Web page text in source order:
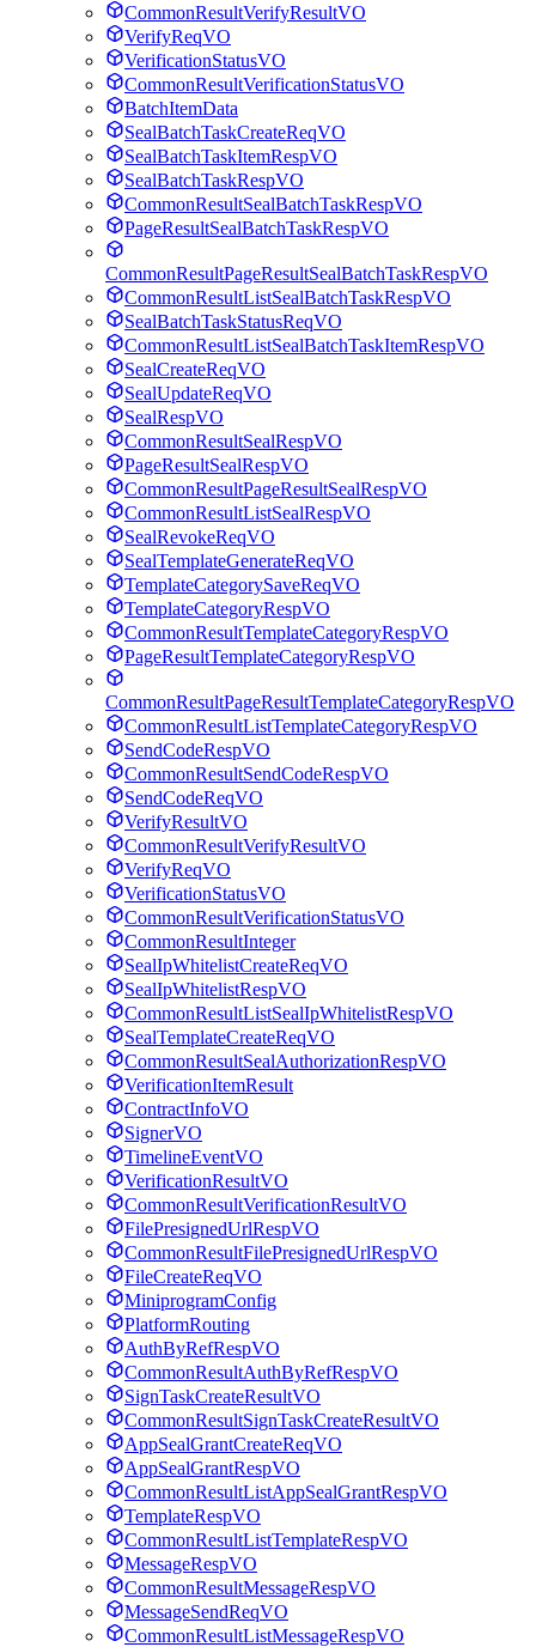
CommonResultVerifyResultVO
VerifyReqVO
VerificationStatusVO
CommonResultVerificationStatusVO
BatchItemData
SealBatchTaskCreateReqVO
SealBatchTaskItemRespVO
SealBatchTaskRespVO
CommonResultSealBatchTaskRespVO
PageResultSealBatchTaskRespVO
CommonResultPageResultSealBatchTaskRespVO
CommonResultListSealBatchTaskRespVO
SealBatchTaskStatusReqVO
CommonResultListSealBatchTaskItemRespVO
SealCreateReqVO
SealUpdateReqVO
SealRespVO
CommonResultSealRespVO
PageResultSealRespVO
CommonResultPageResultSealRespVO
CommonResultListSealRespVO
SealRevokeReqVO
SealTemplateGenerateReqVO
TemplateCategorySaveReqVO
TemplateCategoryRespVO
CommonResultTemplateCategoryRespVO
PageResultTemplateCategoryRespVO
CommonResultPageResultTemplateCategoryRespVO
CommonResultListTemplateCategoryRespVO
SendCodeRespVO
CommonResultSendCodeRespVO
SendCodeReqVO
VerifyResultVO
CommonResultVerifyResultVO
VerifyReqVO
VerificationStatusVO
CommonResultVerificationStatusVO
CommonResultInteger
SealIpWhitelistCreateReqVO
SealIpWhitelistRespVO
CommonResultListSealIpWhitelistRespVO
SealTemplateCreateReqVO
CommonResultSealAuthorizationRespVO
VerificationItemResult
ContractInfoVO
SignerVO
TimelineEventVO
VerificationResultVO
CommonResultVerificationResultVO
FilePresignedUrlRespVO
CommonResultFilePresignedUrlRespVO
FileCreateReqVO
MiniprogramConfig
PlatformRouting
AuthByRefRespVO
CommonResultAuthByRefRespVO
SignTaskCreateResultVO
CommonResultSignTaskCreateResultVO
AppSealGrantCreateReqVO
AppSealGrantRespVO
CommonResultListAppSealGrantRespVO
TemplateRespVO
CommonResultListTemplateRespVO
MessageRespVO
CommonResultMessageRespVO
MessageSendReqVO
CommonResultListMessageRespVO